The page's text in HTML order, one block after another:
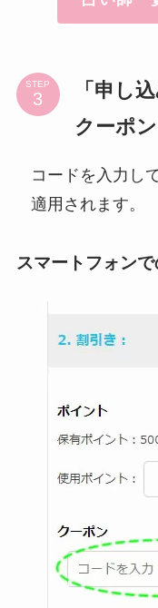
STEP
「申し
クーポ
コードを入力し
適用されます。
スマートフォン